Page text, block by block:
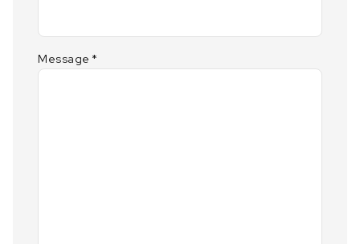
Message *